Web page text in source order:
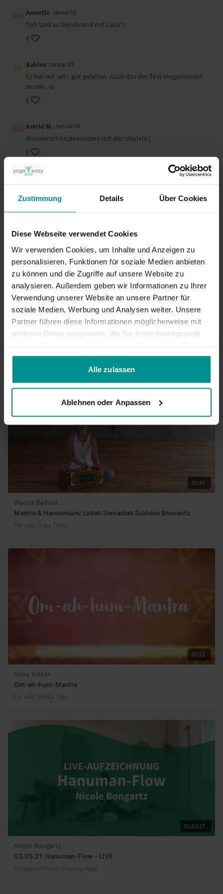
Zustimmung Details Über Cookies
Diese Webseite verwendet Cookies
Wir verwenden Cookies, um Inhalte und Anzeigen zu
personalisieren, Funktionen für soziale Medien anbieten
zu können und die Zugriffe auf unsere Website zu
analysieren. Außerdem geben wir Informationen zu Ihrer
Verwendung unserer Website an unsere Partner für
soziale Medien, Werbung und Analysen weiter. Unsere
Partner führen diese Informationen möglicherweise mit
weiteren Daten zusammen, die Sie ihnen bereitgestellt
gesammelt haben.
Alle zulassen
Ablehnen oder Anpassen
Annette Januar 05
Toll Und so berührend mit Laila!!!
0
Sabine Januar 03
Es hat mir sehr gut gefallen. Auch das der Text eingeblendet
wurde. ☺️
0
Astrid M. Januar 03
Wunderschön,besonders mit der Ukulele:)
0
09:41
Lucie Beyer
05:30
Wanda Badwal
Mantra & Harmonium: Lokah Samastah Sukhino Bhavantu
Für alle | Yoga Talks
00:52
Anna Trökes
Om-ah-hum-Mantra
Für alle | Hatha Yoga
01:03:27
Nicole Bongartz
03.05.21: Hanuman-Flow - LIVE
Fortgeschrittene | Vinyasa Yoga